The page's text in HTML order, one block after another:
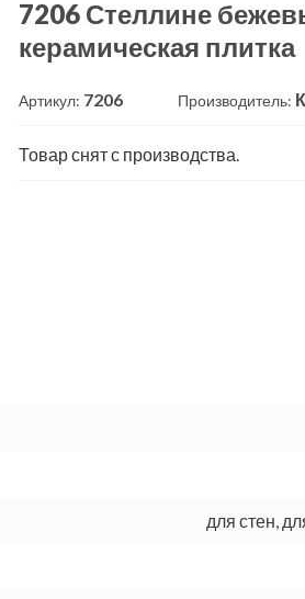
7206 Стеллине
керамическая плитка
Артикул: 7206 Производитель:
Товар снят с производства.
для стен,